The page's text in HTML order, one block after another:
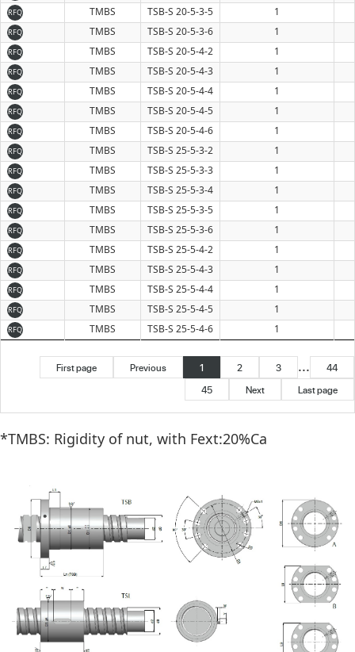
RFQ TMBS TSB-S 20-5-3-5 1
RFQ TMBS TSB-S 20-5-3-6 1
RFQ TMBS TSB-S 20-5-4-2 1
RFQ TMBS TSB-S 20-5-4-3 1
RFQ TMBS TSB-S 20-5-4-4 1
RFQ TMBS TSB-S 20-5-4-5 1
RFQ TMBS TSB-S 20-5-4-6 1
RFQ TMBS TSB-S 25-5-3-2 1
RFQ TMBS TSB-S 25-5-3-3 1
RFQ TMBS TSB-S 25-5-3-4 1
RFQ TMBS TSB-S 25-5-3-5 1
RFQ TMBS TSB-S 25-5-3-6 1
RFQ TMBS TSB-S 25-5-4-2 1
RFQ TMBS TSB-S 25-5-4-3 1
RFQ TMBS TSB-S 25-5-4-4 1
RFQ TMBS TSB-S 25-5-4-5 1
RFQ TMBS TSB-S 25-5-4-6 1
First page Previous 1 2 3 ...
44
45
Next Last page
*TMBS: Rigidity of nut, with Fext:20%Ca